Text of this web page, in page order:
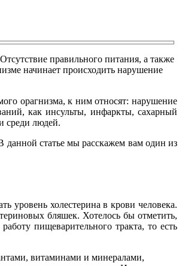
правильного питания, а также
начинает происходить нарушение
орагнизма, к ним относят: нарушение
как инсульты, инфаркты, сахарный
среди людей.
данной статье мы расскажем вам один из
уровень холестерина в крови человека.
бляшек. Хотелось бы отметить,
пищеварительного тракта, то есть
витаминами и минералами,